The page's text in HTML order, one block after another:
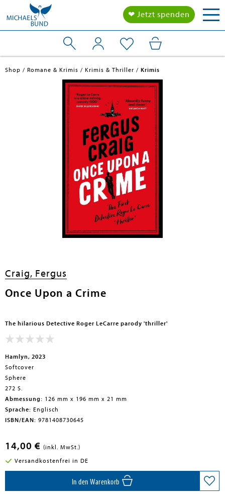
❤ Jetzt spenden
Shop Romane & Krimis Krimis & Thriller Krimis
Craig, Fergus
Once Upon a Crime
The hilarious Detective Roger LeCarre parody 'thriller'
Hamlyn, 2023
Softcover
Sphere
272 S.
Abmessung: 126 mm x 196 mm x 21 mm
Sprache: Englisch
ISBN/EAN: 9781408730645
14,00 € (inkl. MwSt.)
Versandkostenfrei in DE
In den Warenkorb